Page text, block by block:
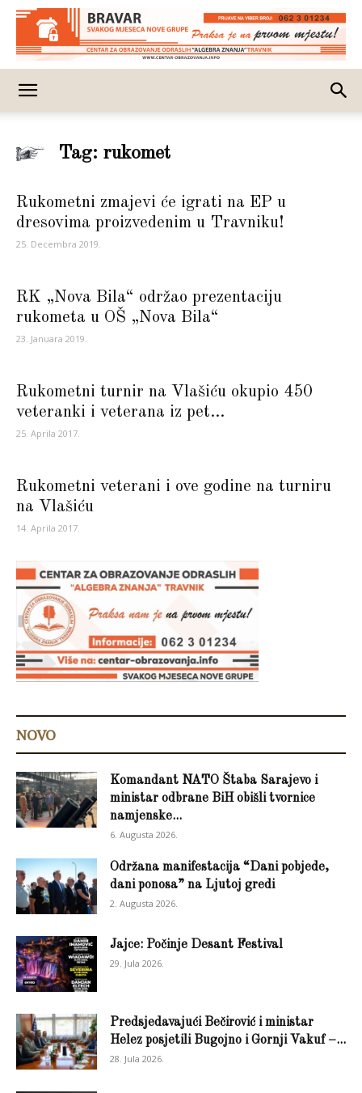
Tag: rukomet
Rukometni zmajevi će igrati na EP u
dresovima proizvedenim u Travniku!
25. Decembra 2019.
RK „Nova Bila“ održao prezentaciju
rukometa u OŠ „Nova Bila“
23. Januara 2019.
Rukometni turnir na Vlašiću okupio 450
veteranki i veterana iz pet...
25. Aprila 2017.
Rukometni veterani i ove godine na turniru
na Vlašiću
14. Aprila 2017.
NOVO
Komandant NATO Štaba Sarajevo i
ministar odbrane BiH obišli tvornice
namjenske...
6. Augusta 2026.
Održana manifestacija “Dani pobjede,
dani ponosa” na Ljutoj gredi
2. Augusta 2026.
Jajce: Počinje Desant Festival
29. Jula 2026.
Predsjedavajući Bečirović i ministar
Helez posjetili Bugojno i Gornji Vakuf –...
28. Jula 2026.